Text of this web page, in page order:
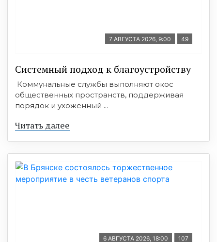
7 АВГУСТА 2026, 9:00 49
Системный подход к благоустройству
Коммунальные службы выполняют окос
общественных пространств, поддерживая
порядок и ухоженный ...
Читать далее
6 АВГУСТА 2026, 18:00 107